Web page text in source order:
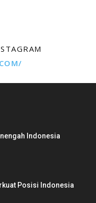
Indonesia
Posisi Indonesia